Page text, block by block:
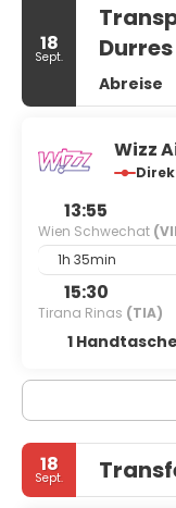
18
Sept.
Durres
Abreise
Wizz
13:55
Wien Schwechat
1h 35min
15:30
Tirana Rinas (TIA)
1 Handtasche
18
Sept.